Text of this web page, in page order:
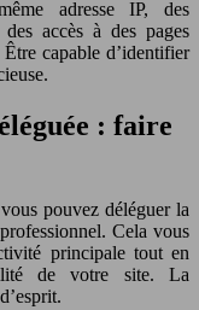
adresse IP, des
accès à des pages
capable d’identifier
: faire
pouvez déléguer la
Cela vous
principale tout en
de votre site. La